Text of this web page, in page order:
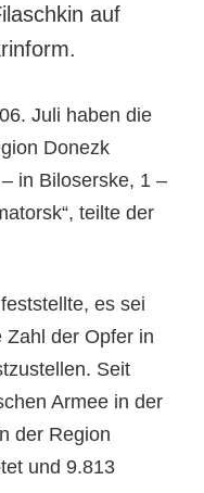
auf
Juli haben die
Donezk
in Biloserske, 1 –
teilte der
es sei
Zahl der Opfer in
Seit
Armee in der
der Region
und 9.813